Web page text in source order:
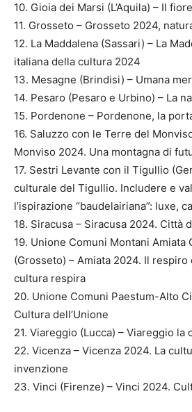
10. Gioia dei Marsi (L’Aquila) – Il
11. Grosseto – Grosseto 2024,
12. La Maddalena (Sassari) – La
italiana della cultura 2024
13. Mesagne (Brindisi) – Umana
14. Pesaro (Pesaro e Urbino) – La
15. Pordenone – Pordenone, la
16. Saluzzo con le Terre del
Monviso 2024. Una montagna di
17. Sestri Levante con il Tigullio
culturale del Tigullio. Includere e
l’ispirazione “baudelairiana”: luxe,
18. Siracusa – Siracusa 2024. Città
19. Unione Comuni Montani Amiata
(Grosseto) – Amiata 2024. Il
cultura respira
20. Unione Comuni Paestum-Alto
Cultura dell’Unione
21. Viareggio (Lucca) – Viareggio la
22. Vicenza – Vicenza 2024. La
invenzione
23. Vinci (Firenze) – Vinci 2024.